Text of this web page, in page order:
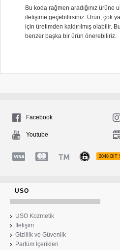
Bu koda rağmen aradığınız ürüne
iletişime geçebilirsiniz. Ürün, çok
için üretimden kaldırılmış olabilir.
benzer başka bir ürün önerebiliriz.
Facebook
Youtube
2048 BIT
USO
USO Kozmetik
İletişim
Gizlilik ve Güvenlik
Parfüm İçerikleri